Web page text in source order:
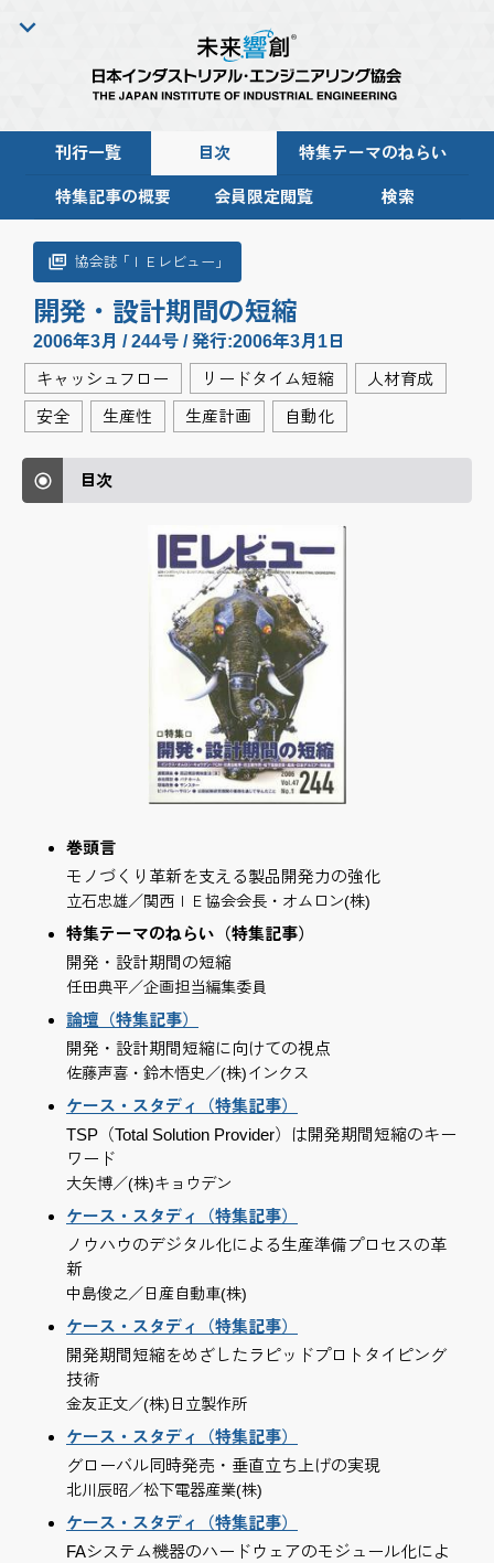
刊行一覧 目次 特集テーマのねらい
特集記事の概要 会員限定閲覧 検索
協会誌「 ＩＥレビュー 」
開発・設計期間の短縮
2006年3月 / 244号 / 発行:2006年3月1日
キャッシュフロー
リードタイム短縮 人材育成
安全 生産性 生産計画 自動化
目次
巻頭言
モノづくり革新を支える製品開発力の強化
立石忠雄／関西ＩＥ協会会長・オムロン(株)
特集テーマのねらい（特集記事）
開発・設計期間の短縮
任田典平／企画担当編集委員
論壇（特集記事）
開発・設計期間短縮に向けての視点
佐藤声喜・鈴木悟史／(株)インクス
ケース・スタディ（特集記事）
TSP（Total Solution Provider）は開発期間短縮のキー
ワード
大矢博／(株)キョウデン
ケース・スタディ（特集記事）
ノウハウのデジタル化による生産準備プロセスの革
新
中島俊之／日産自動車(株)
ケース・スタディ（特集記事）
開発期間短縮をめざしたラピッドプロトタイピング
技術
金友正文／(株)日立製作所
ケース・スタディ（特集記事）
グローバル同時発売・垂直立ち上げの実現
北川辰昭／松下電器産業(株)
ケース・スタディ（特集記事）
FAシステム機器のハードウェアのモジュール化によ